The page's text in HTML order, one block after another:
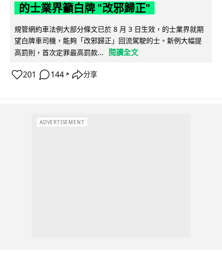
的士業界籲白牌 "改邪歸正"
規管網約車法例大部分條文已於 8 月 3 日生效，的士業界就期
望白牌車司機，能夠「改邪歸正」回流駕駛的士。新例大幅提
高罰則，首次定罪最高罰款...
閱讀全文
201 144 ↗ 分享
ADVERTISEMENT